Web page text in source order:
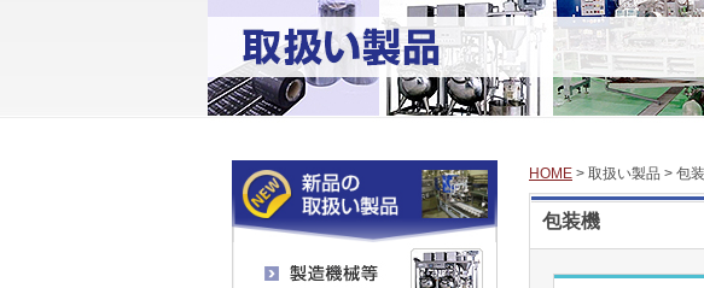
HOME > 取扱い製品 > 包
包装機